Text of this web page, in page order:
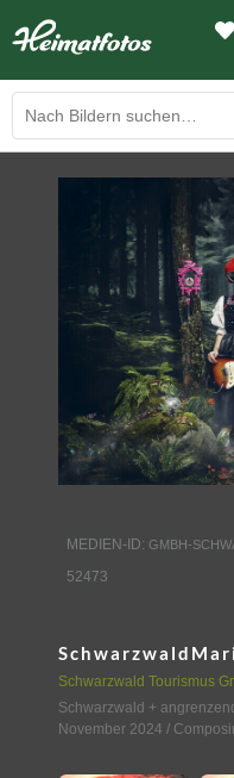
LED-
WIR
MEDIEN-ID: GMBH-
52473
Schwarzwald Tourismus
Schwarzwald +
November 2024 /